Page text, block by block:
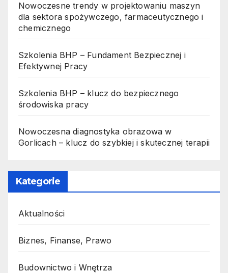
Nowoczesne trendy w projektowaniu maszyn
dla sektora spożywczego, farmaceutycznego i
chemicznego
Szkolenia BHP – Fundament Bezpiecznej i
Efektywnej Pracy
Szkolenia BHP – klucz do bezpiecznego
środowiska pracy
Nowoczesna diagnostyka obrazowa w
Gorlicach – klucz do szybkiej i skutecznej terapii
Kategorie
Aktualności
Biznes, Finanse, Prawo
Budownictwo i Wnętrza